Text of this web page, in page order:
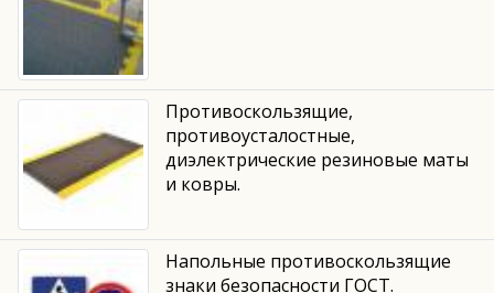
Противоскользящие,
противоусталостные,
диэлектрические резиновые маты
и ковры.
Напольные противоскользящие
знаки безопасности ГОСТ.